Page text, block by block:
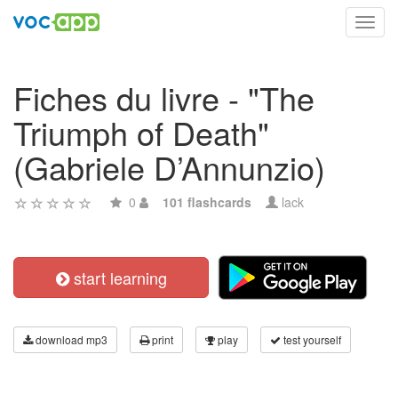
Fiches du livre - "The
Triumph of Death"
(Gabriele D’Annunzio)
0 101 flashcards lack
start learning
download mp3 print play test yourself